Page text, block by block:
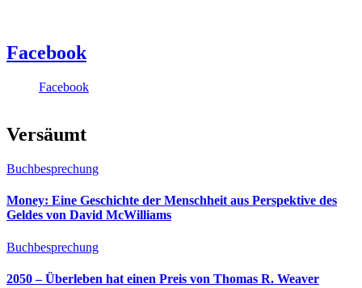
Facebook
Facebook
Versäumt
Buchbesprechung
Money: Eine Geschichte der Menschheit aus Perspektive des
Geldes von David McWilliams
Buchbesprechung
2050 – Überleben hat einen Preis von Thomas R. Weaver